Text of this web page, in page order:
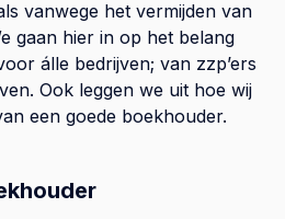
vanwege het vermijden van
gaan hier in op het belang
álle bedrijven; van zzp’ers
Ook leggen we uit hoe wij
een goede boekhouder.